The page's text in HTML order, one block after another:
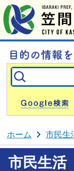
ホーム 市民生
市民生活